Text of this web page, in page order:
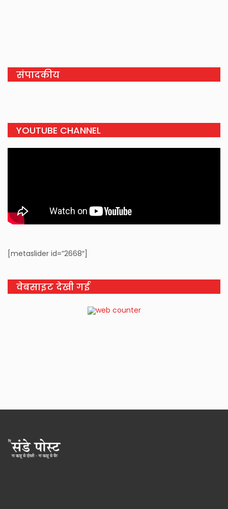
संपादकीय
YOUTUBE CHANNEL
[metaslider id=”2668″]
वेबसाइट देखी गई